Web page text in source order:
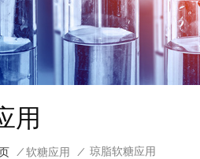
用
/ 软糖应用 / 琼脂软糖应用